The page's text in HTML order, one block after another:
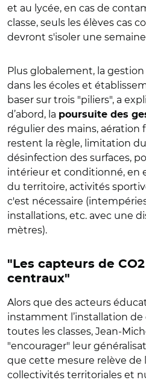
et au lycée, en cas de
classe, seuls les élèves cas
devront s'isoler une
Plus globalement, la gestion
dans les écoles et
baser sur trois "piliers", a
d’abord, la poursuite des
régulier des mains, aération
restent la règle, limitation
désinfection des surfaces,
intérieur et conditionné, en
du territoire, activités
c'est nécessaire
installations, etc. avec une
mètres).
"Les capteurs de
centraux"
Alors que des acteurs
instamment l’installation de
toutes les classes, Jean-
"encourager" leur
que cette mesure relève de
collectivités territoriales et